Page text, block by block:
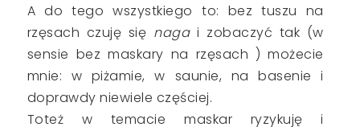
A do tego wszystkiego to: bez tuszu na
rzęsach czuję się nagai zobaczyć tak (w
sensie bez maskary na rzęsach ) możecie
mnie: w piżamie, w saunie, na basenie i
doprawdy niewiele częściej.
Toteż w temacie maskar ryzykuję i